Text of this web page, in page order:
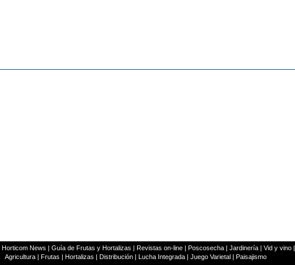
Horticom News | Guía de Frutas y Hortalizas | Revistas on-line| Poscosecha| Jardinería| Vid y vino|
Agricultura| Frutas | Hortalizas | Distribución| Lucha Integrada| Juego Varietal| Paisajismo